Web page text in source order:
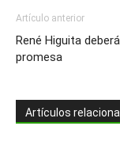
Artículo anterior
René Higuita
promesa
Artículos